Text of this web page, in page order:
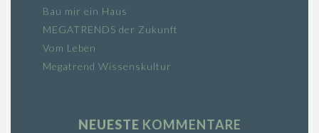
Bau mir ein Haus
MEGATRENDS der Zukunft
Vom Leben
Megatrend Wissenskultur
NEUESTE KOMMENTARE